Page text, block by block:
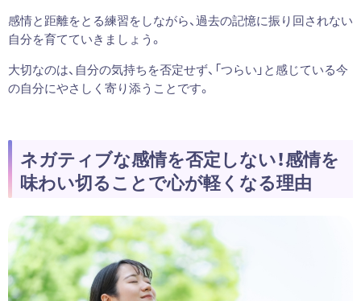
感情と距離をとる練習をしながら、過去の記憶に振り回されない
自分を育てていきましょう。
大切なのは、自分の気持ちを否定せず、「つらい」と感じている今
の自分にやさしく寄り添うことです。
ネガティブな感情を否定しない！感情を
味わい切ることで心が軽くなる理由